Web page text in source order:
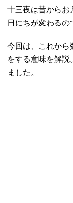
十三夜は昔からお
日にちが変わるの
今回は、これから
をする意味を解説
ました。